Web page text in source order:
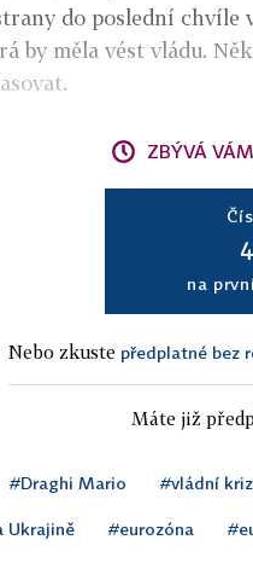
do poslední chvíle
by měla vést vládu.
ZBÝVÁ
na
Nebo zkuste předplatné bez
Máte již
#Draghi Mario #vládní
Ukrajině #eurozóna